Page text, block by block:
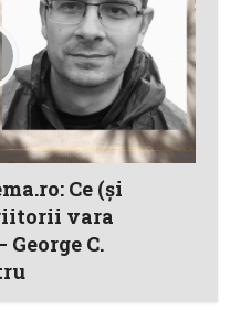
Ce (şi
vara
George C.